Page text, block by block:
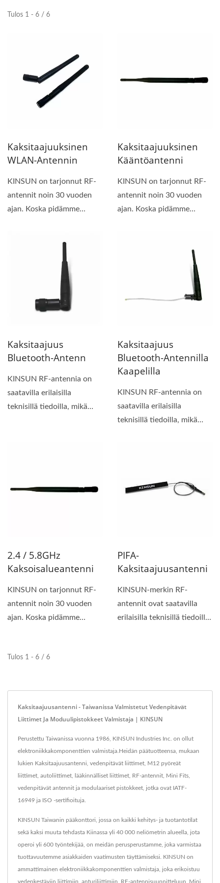
Tulos 1 - 6 / 6
Kaksitaajuuksinen
WLAN-Antennin
KINSUN on tarjonnut RF-
antennit noin 30 vuoden
ajan. Koska pidämme
Kaksitaajuuksinen
Kääntöantenni
KINSUN on tarjonnut RF-
antennit noin 30 vuoden
ajan. Koska pidämme
Kaksitaajuus
Bluetooth-Antenn
KINSUN RF-antennia on
saatavilla erilaisilla
teknisillä tiedoilla, mikä
Kaksitaajuus
Bluetooth-Antennilla
Kaapelilla
KINSUN RF-antennia on
saatavilla erilaisilla
teknisillä tiedoilla, mikä
2.4 / 5.8GHz
Kaksoisalueantenni
KINSUN on tarjonnut RF-
antennit noin 30 vuoden
ajan. Koska pidämme
PIFA-
Kaksitaajuusantenni
KINSUN-merkin RF-
antennit ovat saatavilla
erilaisilla teknisillä tiedoilla,
Tulos 1 - 6 / 6
Kaksitaajuusantenni - Taiwanissa Valmistetut Vedenpitävät
Liittimet Ja Moduulipistokkeet Valmistaja | KINSUN
Perustettu Taiwanissa vuonna 1986, KINSUN Industries Inc. on ollut
elektroniikkakomponenttien valmistaja.Heidän päätuotteensa, mukaan
lukien Kaksitaajuusantenni, vedenpitävät liittimet, M12 pyöreät
liittimet, autoliittimet, lääkinnälliset liittimet, RF-antennit, Mini Fits,
vedenpitävät antennit ja modulaariset pistokkeet, jotka ovat IATF-
16949 ja ISO -sertifioituja.
KINSUN Taiwanin pääkonttori, jossa on kaikki kehitys- ja tuotantotilat
sekä kaksi muuta tehdasta Kiinassa yli 40 000 neliömetrin alueella, jota
operoi yli 600 työntekijää, on meidän perusperustamme, joka varmistaa
tuottavuutemme asiakkaiden vaatimusten täyttämiseksi. KINSUN on
ammattimainen elektroniikkakomponenttien valmistaja, joka erikoistuu
vedenkestäviin liittimiin, anturiliittimiin, RF-antennisuunnitteluun, Mini